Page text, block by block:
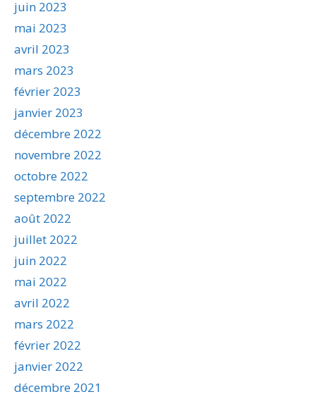
juin 2023
mai 2023
avril 2023
mars 2023
février 2023
janvier 2023
décembre 2022
novembre 2022
octobre 2022
septembre 2022
août 2022
juillet 2022
juin 2022
mai 2022
avril 2022
mars 2022
février 2022
janvier 2022
décembre 2021